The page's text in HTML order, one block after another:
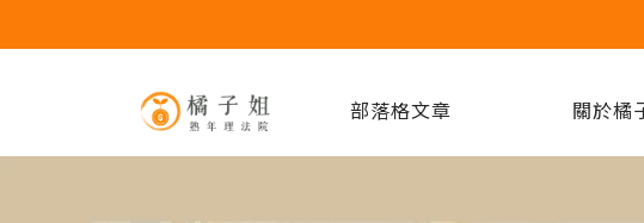
部落格文章 關於橘